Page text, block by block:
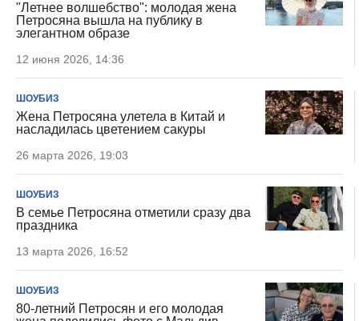
"Летнее волшебство": молодая жена
Петросяна вышла на публику в
элегантном образе
12 июня 2026, 14:36
ШОУБИЗ
Жена Петросяна улетела в Китай и
насладилась цветением сакуры
26 марта 2026, 19:03
ШОУБИЗ
В семье Петросяна отметили сразу два
праздника
13 марта 2026, 16:52
ШОУБИЗ
80-летний Петросян и его молодая